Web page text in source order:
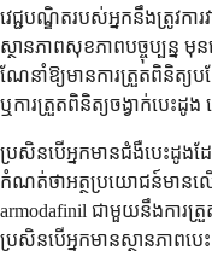
វេជ្ជបណ្ឌិតរបស់អ្នកនឹងត្រូវកា
ស្ថានភាពសុខភាពបច្ចុប្បន្ន មុ
ណែនាំឱ្យមានការត្រួតពិនិត្យប
ឬការត្រួតពិនិត្យចង្វាក់បេះដូង
ប្រសិនបើអ្នកមានជំងឺបេះដូង
កំណត់ថាអត្ថប្រយោជន៍មាន
armodafinil ជាមួយនឹងការ
ប្រសិនបើអ្នកមានស្ថានភាពបេ